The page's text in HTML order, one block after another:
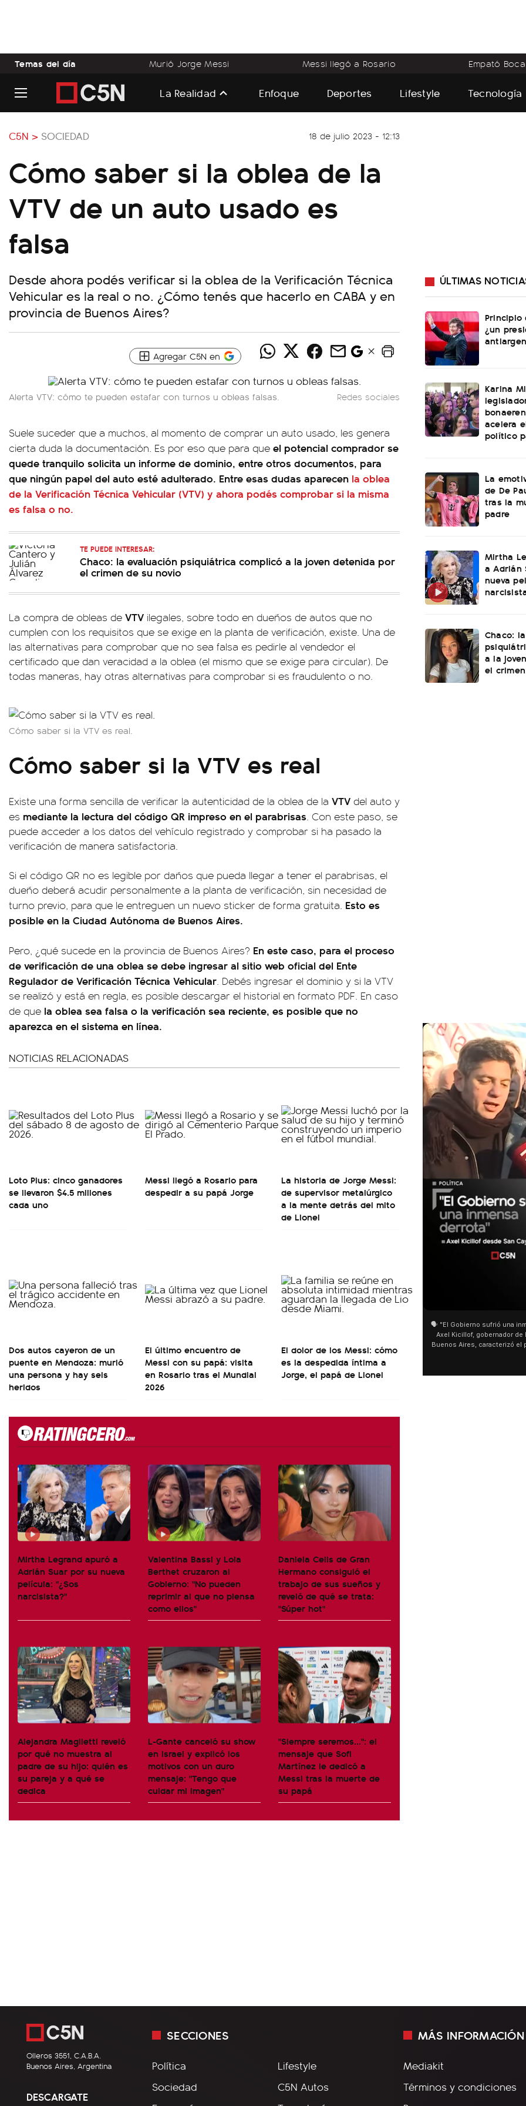
Temas del día Murió Jorge Messi Messi llegó a Rosario Empató Boca
La Realidad Enfoque Deportes Lifestyle Tecnología
C5N > SOCIEDAD 18 de julio 2023 - 12:13
Cómo saber si la oblea de la
VTV de un auto usado es
falsa
Desde ahora podés verificar si la oblea de la Verificación Técnica
Vehicular es la real o no. ¿Cómo tenés que hacerlo en CABA y en
provincia de Buenos Aires?
Agregar C5N en
Alerta VTV: cómo te pueden estafar con turnos u obleas falsas. Redes sociales
Suele suceder que a muchos, al momento de comprar un auto usado, les genera
cierta duda la documentación. Es por eso que para que el potencial comprador se
quede tranquilo solicita un informe de dominio, entre otros documentos, para
que ningún papel del auto esté adulterado. Entre esas dudas aparecen la oblea
de la Verificación Técnica Vehicular (VTV) y ahora podés comprobar si la misma
es falsa o no.
TE PUEDE INTERESAR:
Chaco: la evaluación psiquiátrica complicó a la joven detenida por
el crimen de su novio
La compra de obleas de VTV ilegales, sobre todo en dueños de autos que no
cumplen con los requisitos que se exige en la planta de verificación, existe. Una de
las alternativas para comprobar que no sea falsa es pedirle al vendedor el
certificado que dan veracidad a la oblea (el mismo que se exige para circular). De
todas maneras, hay otras alternativas para comprobar si es fraudulento o no.
Cómo saber si la VTV es real.
Cómo saber si la VTV es real
Existe una forma sencilla de verificar la autenticidad de la oblea de la VTV del auto y
es mediante la lectura del código QR impreso en el parabrisas. Con este paso, se
puede acceder a los datos del vehículo registrado y comprobar si ha pasado la
verificación de manera satisfactoria.
Si el código QR no es legible por daños que pueda llegar a tener el parabrisas, el
dueño deberá acudir personalmente a la planta de verificación, sin necesidad de
turno previo, para que le entreguen un nuevo sticker de forma gratuita. Esto es
posible en la Ciudad Autónoma de Buenos Aires.
Pero, ¿qué sucede en la provincia de Buenos Aires? En este caso, para el proceso
de verificación de una oblea se debe ingresar al sitio web oficial del Ente
Regulador de Verificación Técnica Vehicular. Debés ingresar el dominio y si la VTV
se realizó y está en regla, es posible descargar el historial en formato PDF. En caso
de que la oblea sea falsa o la verificación sea reciente, es posible que no
aparezca en el sistema en línea.
NOTICIAS RELACIONADAS
Loto Plus: cinco ganadores
se llevaron $4.5 millones
cada uno
Messi llegó a Rosario para
despedir a su papá Jorge
La historia de Jorge Messi:
de supervisor metalúrgico
a la mente detrás del mito
de Lionel
Dos autos cayeron de un
puente en Mendoza: murió
una persona y hay seis
heridos
El último encuentro de
Messi con su papá: visita
en Rosario tras el Mundial
2026
El dolor de los Messi: cómo
es la despedida íntima a
Jorge, el papá de Lionel
Mirtha Legrand apuró a
Adrián Suar por su nueva
película: "¿Sos
narcisista?"
Valentina Bassi y Lola
Berthet cruzaron al
Gobierno: "No pueden
reprimir al que no piensa
como ellos"
Daniela Celis de Gran
Hermano consiguió el
trabajo de sus sueños y
reveló de qué se trata:
"Súper hot"
Alejandra Maglietti reveló
por qué no muestra al
padre de su hijo: quién es
su pareja y a qué se
dedica
L-Gante canceló su show
en Israel y explicó los
motivos con un duro
mensaje: "Tengo que
cuidar mi imagen"
"Siempre seremos...": el
mensaje que Sofi
Martínez le dedicó a
Messi tras la muerte de
su papá
ÚLTIMAS
Principio
¿un
Karina
acelera
político
La
de De
tras la
padre
Mirtha
a Adrián
nueva
Chaco:
a la
el
01:05
🗣️ "El Gobierno sufrió una inmensa derrota" 🎙️
Axel Kicillof, gobernador de la Provincia de
Buenos Aires, caracterizó el proyecto de Ley
de Inviolabilidad de la Propiedad Privada
como "una lista sábana con temas nefastos"
y destacó "la movilización popular". 📌 La
Olleros 3551, C.A.B.A.
Buenos Aires, Argentina
DESCARGATE
SECCIONES
Política
Sociedad
Lifestyle
C5N Autos
MÁS INFORMACIÓN
Mediakit
Términos y condiciones